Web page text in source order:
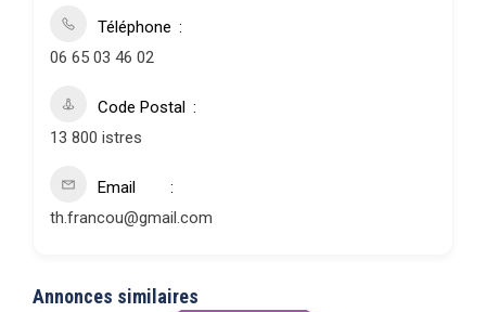
Téléphone
06 65 03 46 02
Code Postal
13 800 istres
Email
th.francou@gmail.com
Annonces similaires